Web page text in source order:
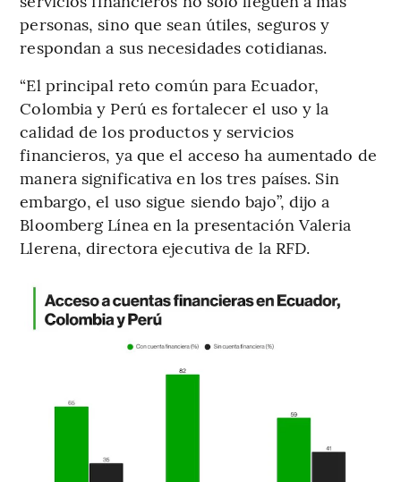
personas, sino que sean útiles, seguros y
respondan a sus necesidades cotidianas.
“El principal reto común para Ecuador,
Colombia y Perú es fortalecer el uso y la
calidad de los productos y servicios
financieros, ya que el acceso ha aumentado de
manera significativa en los tres países. Sin
embargo, el uso sigue siendo bajo”, dijo a
Bloomberg Línea en la presentación Valeria
Llerena, directora ejecutiva de la RFD.